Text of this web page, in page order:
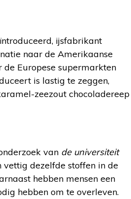
ijsfabrikant
naar de Amerikaanse
Europese supermarkten
is lastig te zeggen,
zeezout chocoladereep
van de universiteit
dezelfde stoffen in de
hebben mensen een
hebben om te overleven.